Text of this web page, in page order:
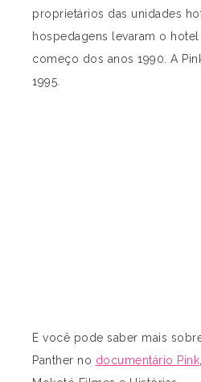
proprietários das unidades
hospedagens levaram o
começo dos anos 1990. A
1995.
E você pode saber mais
Panther no documentário Pink